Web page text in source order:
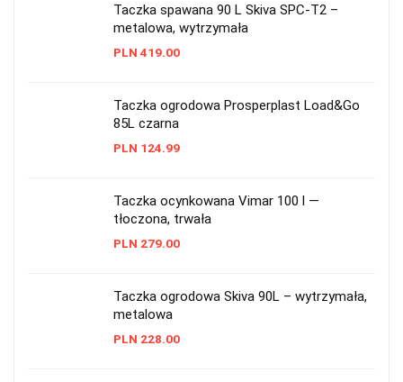
Taczka spawana 90 L Skiva SPC-T2 –
metalowa, wytrzymała
PLN 419.00
Taczka ogrodowa Prosperplast Load&Go
85L czarna
PLN 124.99
Taczka ocynkowana Vimar 100 l —
tłoczona, trwała
PLN 279.00
Taczka ogrodowa Skiva 90L – wytrzymała,
metalowa
PLN 228.00